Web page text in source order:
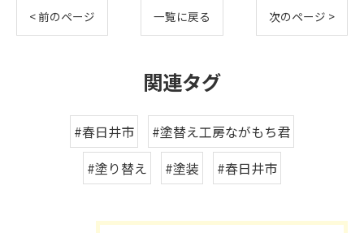
< 前のページ 一覧に戻る 次のページ >
関連タグ
#春日井市
#塗替え工房ながもち君
#塗り替え
#塗装 #春日井市